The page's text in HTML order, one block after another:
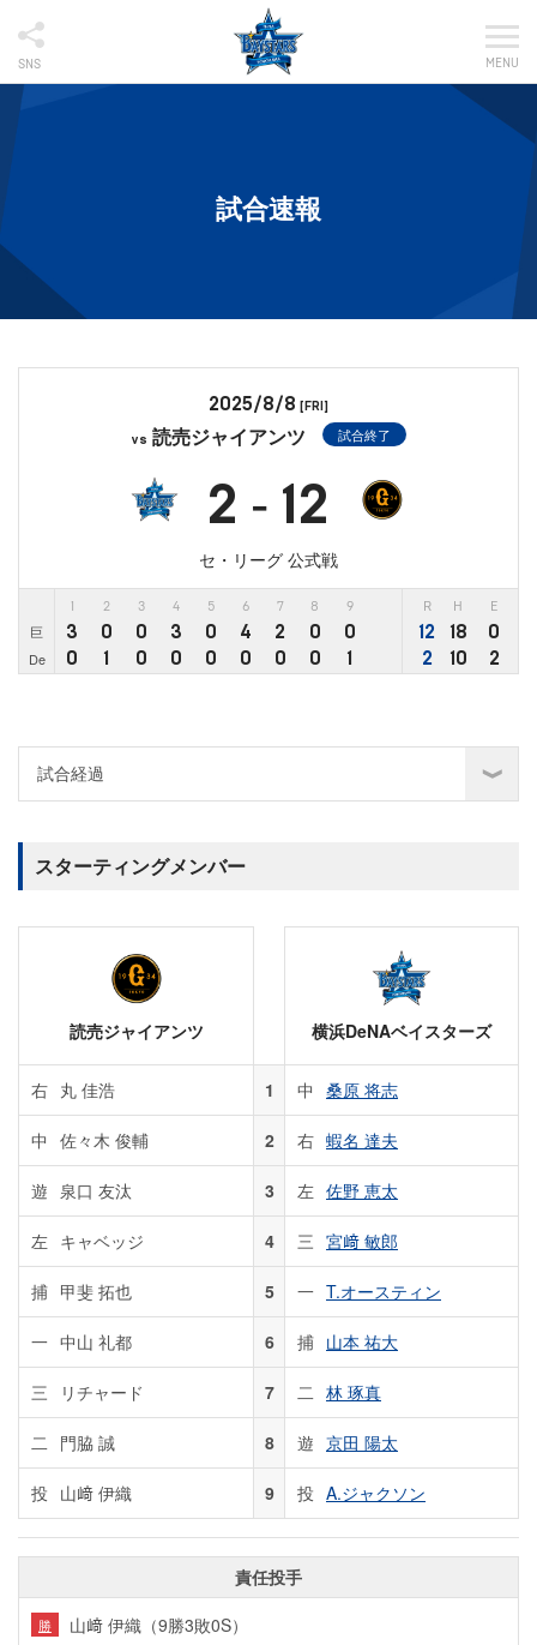
SNS MENU
試合速報
2025/8/8 [FRI]
vs 読売ジャイアンツ 試合終了
2 - 12
セ・リーグ 公式戦
2 3 4 5 6 7 8 9 R H E
巨 3 0 0 3 0 4 2 0 0 12 18 0
De 0 1 0 0 0 0 0 0 1 2 10 2
スターティングメンバー
読売ジャイアンツ 横浜DeNAベイスターズ
右 丸 佳浩 1 中 桑原 将志
中 佐々木 俊輔 2 右 蝦名 達夫
遊 泉口 友汰 3 左 佐野 恵太
左 キャベッジ 4 三 宮﨑 敏郎
捕 甲斐 拓也 5 一 T.オースティン
一 中山 礼都 6 捕 山本 祐大
三 リチャード 7 二 林 琢真
二 門脇 誠 8 遊 京田 陽太
投 山﨑 伊織 9 投 A.ジャクソン
責任投手
勝
山﨑 伊織（9勝3敗0S）